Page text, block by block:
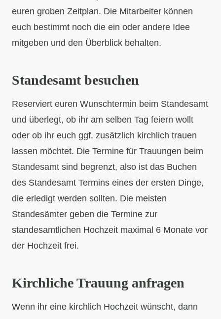
euren groben Zeitplan. Die Mitarbeiter können
euch bestimmt noch die ein oder andere Idee
mitgeben und den Überblick behalten.
Standesamt besuchen
Reserviert euren Wunschtermin beim Standesamt
und überlegt, ob ihr am selben Tag feiern wollt
oder ob ihr euch ggf. zusätzlich kirchlich trauen
lassen möchtet. Die Termine für Trauungen beim
Standesamt sind begrenzt, also ist das Buchen
des Standesamt Termins eines der ersten Dinge,
die erledigt werden sollten. Die meisten
Standesämter geben die Termine zur
standesamtlichen Hochzeit maximal 6 Monate vor
der Hochzeit frei.
Kirchliche Trauung anfragen
Wenn ihr eine kirchlich Hochzeit wünscht, dann